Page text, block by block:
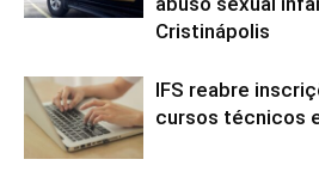
Cristinápolis
IFS reabre
cursos técnicos